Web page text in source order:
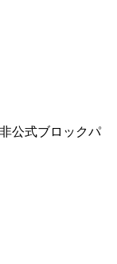
公式ブロックパ